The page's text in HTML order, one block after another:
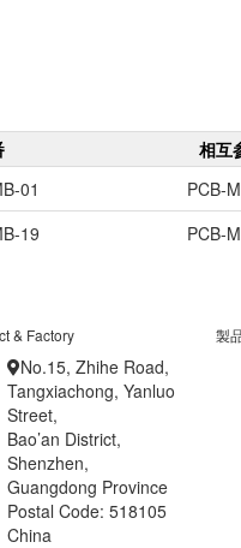
相互
01 PCB-
19 PCB-
& Factory
No.15, Zhihe Road,
Tangxiachong, Yanluo
Street,
Bao’an District,
Shenzhen,
Guangdong Province
Postal Code: 518105
China
製